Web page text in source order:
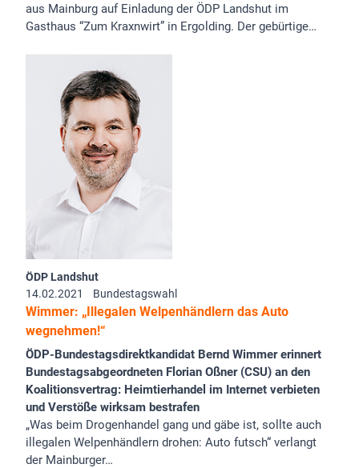
aus Mainburg auf Einladung der ÖDP Landshut im
Gasthaus “Zum Kraxnwirt” in Ergolding. Der gebürtige…
ÖDP Landshut
14.02.2021
Bundestagswahl
Wimmer: „Illegalen Welpenhändlern das Auto
wegnehmen!“
ÖDP-Bundestagsdirektkandidat Bernd Wimmer erinnert
Bundestagsabgeordneten Florian Oßner (CSU) an den
Koalitionsvertrag: Heimtierhandel im Internet verbieten
und Verstöße wirksam bestrafen
„Was beim Drogenhandel gang und gäbe ist, sollte auch
illegalen Welpenhändlern drohen: Auto futsch“ verlangt
der Mainburger…